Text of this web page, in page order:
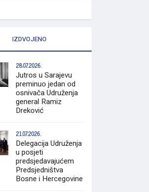
IZDVOJENO
28.07.2026.
Jutros u Sarajevu
preminuo jedan od
osnivača Udruženja
general Ramiz
Dreković
21.07.2026.
Delegacija Udruženja
u posjeti
predsjedavajućem
Predsjedništva
Bosne i Hercegovine